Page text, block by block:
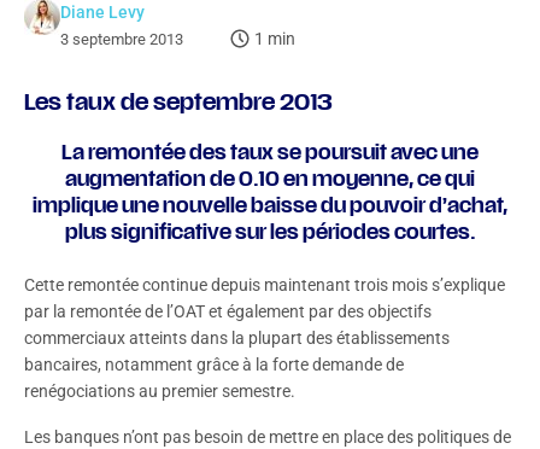
Diane Levy
3 septembre 2013 1 min
Les taux de septembre 2013
La remontée des taux se poursuit avec une
augmentation de 0.10 en moyenne, ce qui
implique une nouvelle baisse du pouvoir d’achat,
plus significative sur les périodes courtes.
Cette remontée continue depuis maintenant trois mois s’explique
par la remontée de l’OAT et également par des objectifs
commerciaux atteints dans la plupart des établissements
bancaires, notamment grâce à la forte demande de
renégociations au premier semestre.
Les banques n’ont pas besoin de mettre en place des politiques de